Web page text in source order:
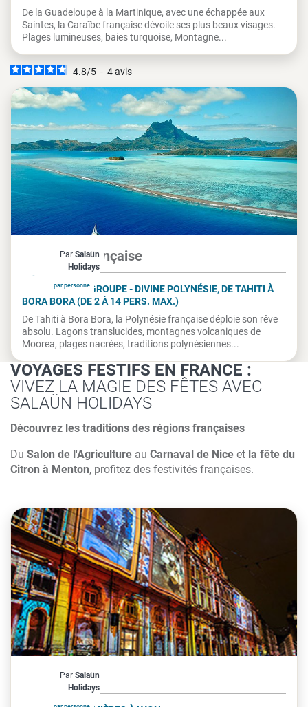
De la Guadeloupe à la Martinique, avec une échappée aux
Saintes, la Caraïbe française dévoile ses plus beaux visages.
Plages lumineuses, baies turquoise, Montagne...
4.8/5 - 4avis
À partir de
7 599€
par personne
Par Salaün
Holidays
Polynésie française
CIRCUIT PETIT GROUPE - DIVINE POLYNÉSIE, DE TAHITI À
BORA BORA (DE 2 À 14 PERS. MAX.)
De Tahiti à Bora Bora, la Polynésie française déploie son rêve
absolu. Lagons translucides, montagnes volcaniques de
Moorea, plages nacrées, traditions polynésiennes...
VOYAGES FESTIFS EN FRANCE :
VIVEZ LA MAGIE DES FÊTES AVEC
SALAÜN HOLIDAYS
Découvrez les traditions des régions françaises
Du Salon de l'Agriculture au Carnaval de Nice et la fête du
Citron à Menton, profitez des festivités françaises.
À partir de
1 049€
Par Salaün
Holidays
France